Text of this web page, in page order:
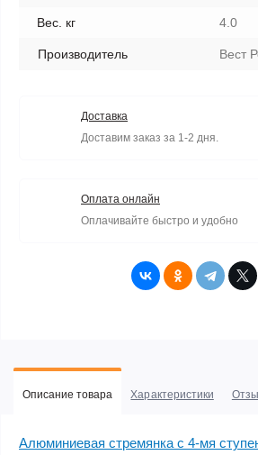
Вес. кг 4.0
Производитель Вест
Доставка
Доставим заказ за 1-2 дня.
Оплата онлайн
Оплачивайте быстро и удобно
Описание товара Характеристики
Алюминиевая стремянка c 4-мя